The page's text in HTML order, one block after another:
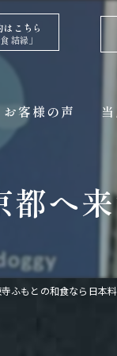
こちら
結縁」
お客様の声
へ来
ふもとの和食なら日本